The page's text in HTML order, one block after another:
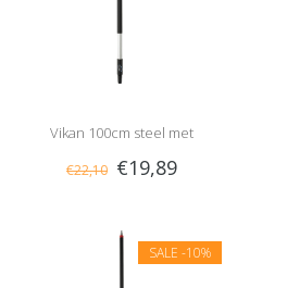
Vikan 100cm steel met
waterdoorvoer, slangpilaar
€22,10 €19,89
SALE -10%